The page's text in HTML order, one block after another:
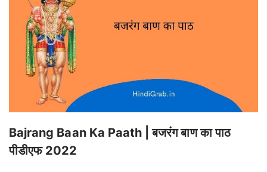
Bajrang Baan Ka Paath | बजरंग बाण का पाठ
पीडीएफ 2022